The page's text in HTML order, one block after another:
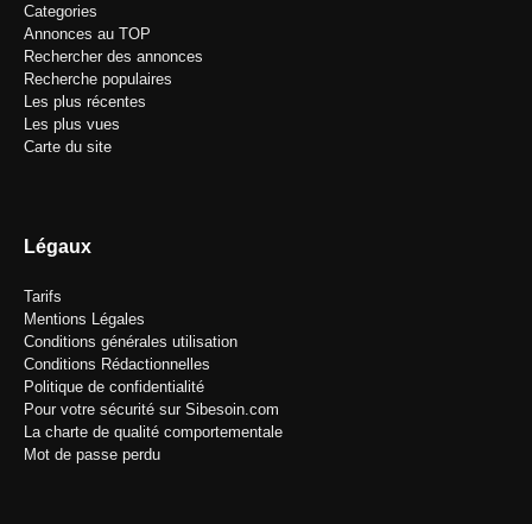
Categories
Annonces au TOP
Rechercher des annonces
Recherche populaires
Les plus récentes
Les plus vues
Carte du site
Légaux
Tarifs
Mentions Légales
Conditions générales utilisation
Conditions Rédactionnelles
Politique de confidentialité
Pour votre sécurité sur Sibesoin.com
La charte de qualité comportementale
Mot de passe perdu